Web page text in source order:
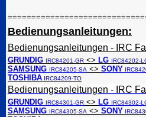
Bedienungsanleitungen:
Bedienungsanleitungen - IRC
GRUNDIG IRC84201-GR <> LG IRC84202-
SAMSUNG IRC84205-SA <> SONY
TOSHIBA IRC84209-TO
Bedienungsanleitungen - IRC
GRUNDIG IRC84301-GR <> LG IRC84302-
SAMSUNG IRC84305-SA <> SONY